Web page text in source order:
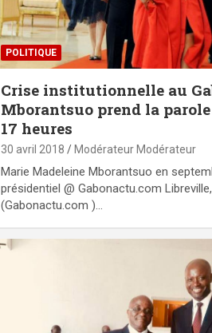
POLITIQUE
Crise institutionnelle au
Mborantsuo prend la
17 heures
30 avril 2018 Modérateur Modérateur
Marie Madeleine Mborantsuo en
présidentiel @ Gabonactu.com Libreville,
(Gabonactu.com )…